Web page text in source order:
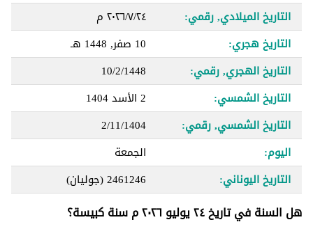
التاريخ الميلادي, رقمي:
٢٤‏/٧‏/٢٠٢٦ م
التاريخ هجري:
10 صفر, 1448 هـ
التاريخ الهجري, رقمي:
10/2/1448
التاريخ الشمسي:
2 الأسد 1404
التاريخ الشمسي, رقمي:
2/11/1404
اليوم:
الجمعة
التاريخ اليوناني:
2461246(جوليان)
هل السنة في تاريخ ٢٤ يوليو ٢٠٢٦ م سنة كبيسة؟